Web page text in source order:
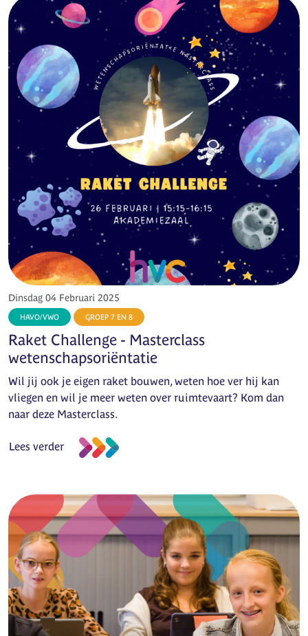
Dinsdag 04 Februari 2025
HAVO/VWO GROEP 7 EN 8
Raket Challenge - Masterclass
wetenschapsoriëntatie
Wil jij ook je eigen raket bouwen, weten hoe ver hij kan
vliegen en wil je meer weten over ruimtevaart? Kom dan
naar deze Masterclass.
Lees verder